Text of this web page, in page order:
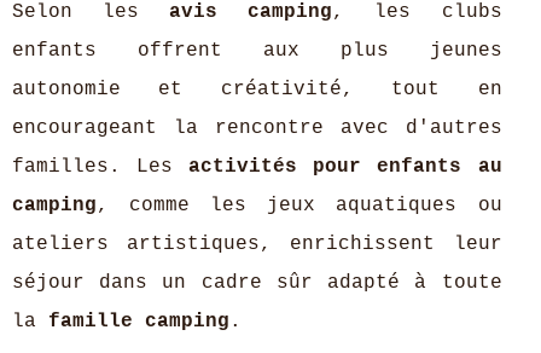
Selon lesavis camping, les clubs
enfants offrent aux plus jeunes
autonomie et créativité, tout en
encourageant la rencontre avec d'autres
familles. Lesactivités pour enfants au
camping, comme les jeux aquatiques ou
ateliers artistiques, enrichissent leur
séjour dans un cadre sûr adapté à toute
la famille camping .